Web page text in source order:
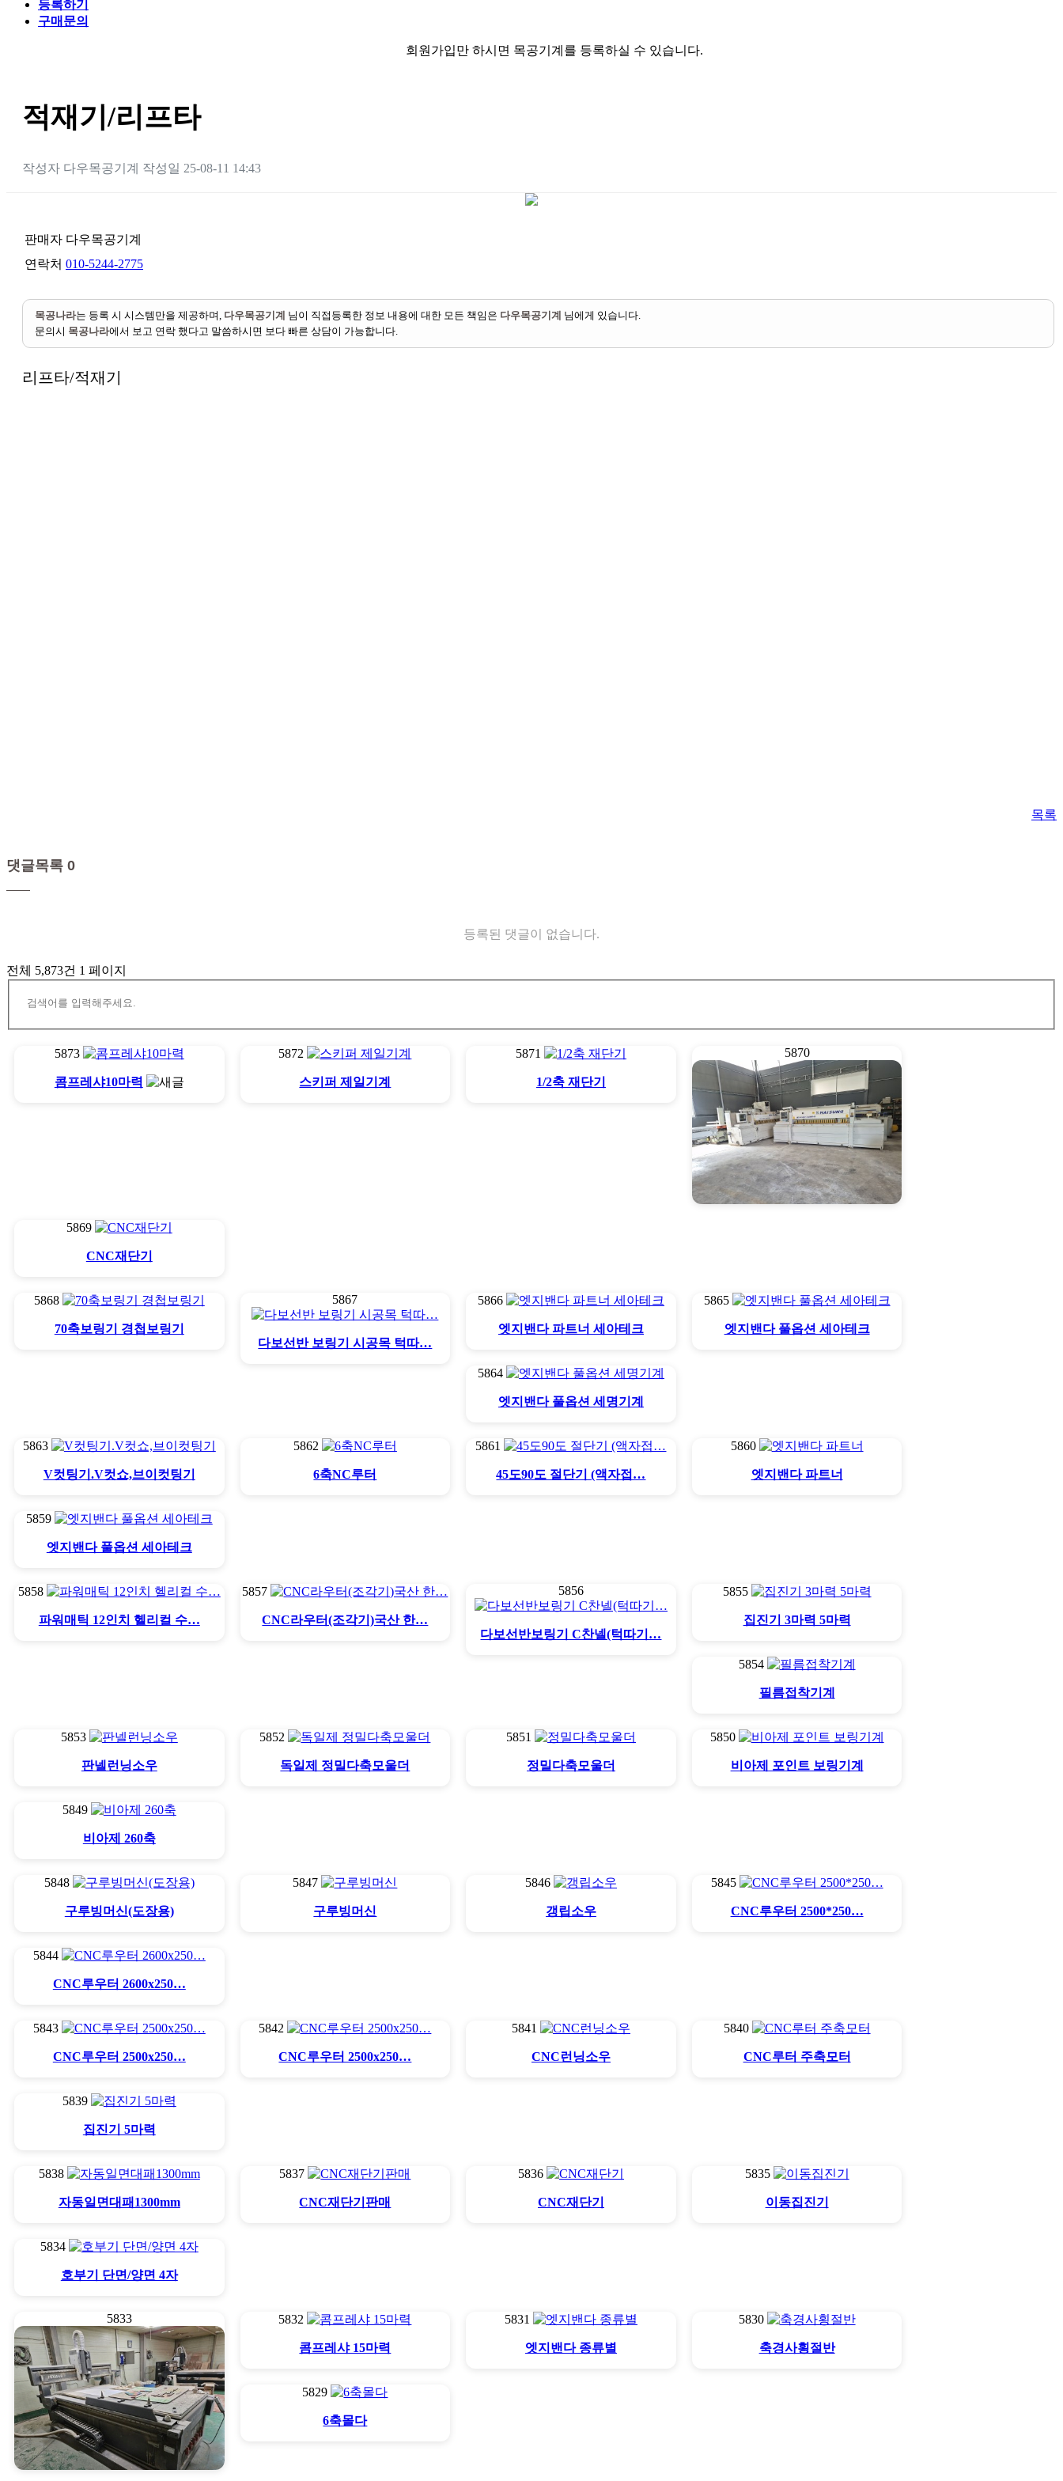
등록하기
구매문의
회원가입만 하시면 목공기계를 등록하실 수 있습니다.
적재기/리프타
작성자 다우목공기계 작성일 25-08-11 14:43
판매자 다우목공기계
연락처 010-5244-2775
목공나라는 등록 시 시스템만을 제공하며, 다우목공기계 님이 직접등록한 정보 내용에 대한 모든 책임은 다우목공기계 님에게 있습니다.
문의시 목공나라에서 보고 연락 했다고 말씀하시면 보다 빠른 상담이 가능합니다.
리프타/적재기
목록
댓글목록 0
등록된 댓글이 없습니다.
전체 5,873건 1 페이지
5873
콤프레샤10마력
5872
스키퍼 제일기계
5871
1/2축 재단기
5870
5869
CNC재단기
5868
70축보링기 경첩보링기
5867
다보선반 보링기 시공목 턱따…
5866
엣지밴다 파트너 세아테크
5865
엣지밴다 풀옵션 세아테크
5864
엣지밴다 풀옵션 세명기계
5863
V컷팅기.V컷쇼,브이컷팅기
5862
6축NC루터
5861
45도90도 절단기 (액자접…
5860
엣지밴다 파트너
5859
엣지밴다 풀옵션 세아테크
5858
파워매틱 12인치 헬리컬 수…
5857
CNC라우터(조각기)국산 한…
5856
다보선반보링기 C찬넬(턱따기…
5855
집진기 3마력 5마력
5854
필름접착기계
5853
판넬런닝소우
5852
독일제 정밀다축모울더
5851
정밀다축모울더
5850
비아제 포인트 보링기계
5849
비아제 260축
5848
구루빙머신(도장용)
5847
구루빙머신
5846
갱립소우
5845
CNC루우터 2500*250…
5844
CNC루우터 2600x250…
5843
CNC루우터 2500x250…
5842
CNC루우터 2500x250…
5841
CNC런닝소우
5840
CNC루터 주축모터
5839
집진기 5마력
5838
자동일면대패1300mm
5837
CNC재단기판매
5836
CNC재단기
5835
이동집진기
5834
호부기 단면/양면 4자
5833 5832
콤프레샤 15마력
5831
엣지밴다 종류별
5830
축경사횡절반
5829
6축몰다